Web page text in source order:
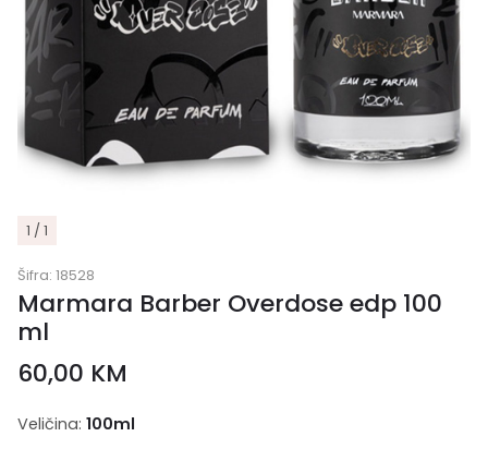
1 / 1
Šifra: 18528
Marmara Barber Overdose edp 100
ml
60,00 KM
Veličina: 100ml